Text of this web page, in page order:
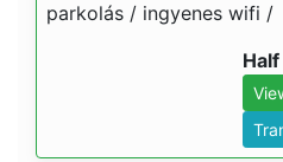
parkolás / ingyenes wifi /